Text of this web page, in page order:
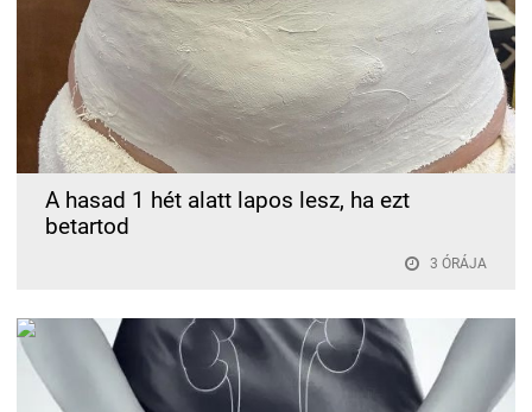
A hasad 1 hét alatt lapos lesz, ha ezt
betartod
3 ÓRÁJA